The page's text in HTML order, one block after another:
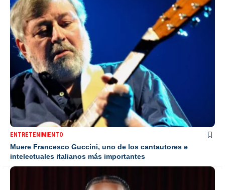
ENTRETENIMIENTO
Muere Francesco Guccini, uno de los cantautores e
intelectuales italianos más importantes